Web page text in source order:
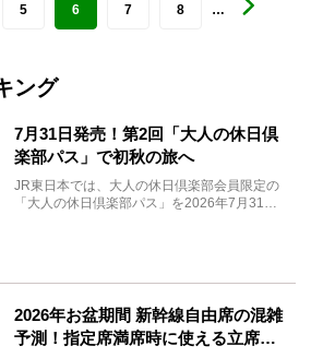
5 6 7 8 …
ング
7月31日発売！第2回「大人の休日倶
楽部パス」で初秋の旅へ
JR東日本では、大人の休日倶楽部会員限定の
「大人の休日倶楽部パス」を2026年7月31日
2026年お盆期間 新幹線自由席の混雑
予測！指定席満席時に使える立席特